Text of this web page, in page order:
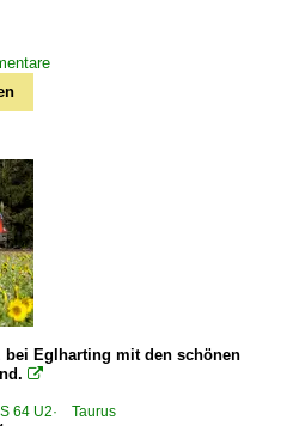
bei Eglharting mit den schönen

64 U2· Taurus